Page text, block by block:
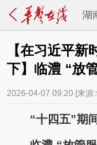
湖
【在习近平新
下】临澧 “放
2026-04-07 09:20 [来源
“十四五”期